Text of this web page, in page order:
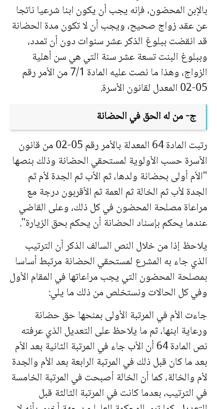
بالإبن المحضون، فإنه يجب أن يكون ابنا شرعيا ناتجا
عن عقد زواج صحيح، ويجب أن لا تكون مدة الحضانة
قد انقضت ببلوغ الذكر عشر سنوات دون أن تمدد،
وببلوغ البنت تسعة عشر سنة التي هي سن أهلية
الزواج، وهذا ما نصت عليه المادة 7/1 من الأمر رقم
05-02 المعدل لقانون الأسرة.
ج- من له الحق في الحضانة
رتبت المادة 64 المعدلة بالأمر رقم 05-02 من قانون
الأسرة حسب الأولوية لمستحقي الحضانة وذلك بنصها
"الأم أولى بحضانة ولدها، ثم الأب ثم الجدة لأم ثم
الجدة لأب ثم الخالة ثم العمة ثم الأقربون درجة مع
مراعاة مصلحة المحضون في كل ذلك، وعلى القاضي
عندما يحكم بإسناد الحضانة أن يحكم بحق الزيارة".
يلاحظ إذا من خلال النص السالف الذكر أن الترتيب
الذي جاء به المشرع لمستحقي الحضانة مرتبط أساسا
بمصلحة المحضون التي يجب مراعاتها في المقام الأول
وفي كل الحالات ونستخلص من ذلك ما يلي:
جاءت الأم في المرتبة الأولى بمنحها حق حضانة
ورعاية ابنها، ثم ما يلاحظ على التعديل الذي عرفته
نص المادة 64 أن الأب جاء في المرتبة الثانية بعد الأم
بعد ما كان قبل ذلك في المرتبة الرابعة بعد الأم والجدة
لأم والخالة، كما أن الخالة أصبحت في المرتبة الخامسة
في الترتيب، بعدما كانت في المرتبة الثالثة قبل